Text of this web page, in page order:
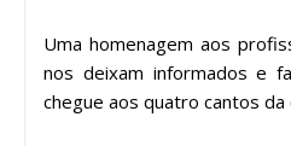
Uma homenagem aos
nos deixam informados e
chegue aos quatro cantos da